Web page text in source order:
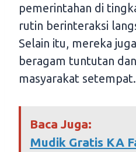
pemerintahan di
rutin berinteraksi
Selain itu, mereka
beragam tuntutan
masyarakat setempat.
Baca Juga:
Mudik Gratis KA